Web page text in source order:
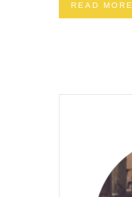
READ MORE